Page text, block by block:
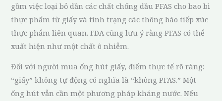
gồm việc loại bỏ dần các chất chống dầu PFAS cho bao bì
thực phẩm từ giấy và tình trạng các thông báo tiếp xúc
thực phẩm liên quan. FDA cũng lưu ý rằng PFAS có thể
xuất hiện như một chất ô nhiễm.
Đối với người mua ống hút giấy, điểm thực tế rõ ràng:
“giấy” không tự động có nghĩa là “không PFAS.” Một
ống hút vẫn cần một phương pháp kháng nước. Nếu